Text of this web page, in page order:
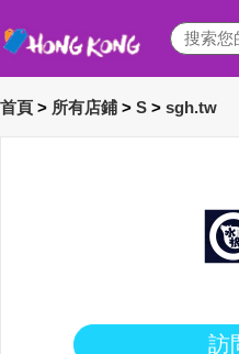
首頁 > 所有店鋪 > S > sgh.tw
訪